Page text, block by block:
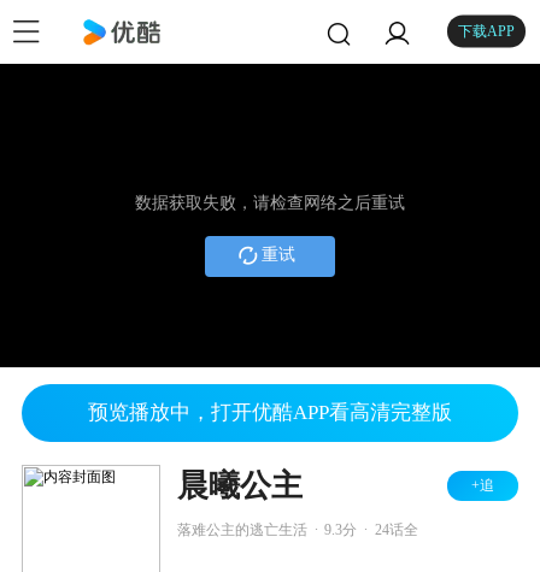
下载APP
数据获取失败，请检查网络之后重试
重试
预览播放中，打开优酷APP看高清完整版
晨曦公主 +追
落难公主的逃亡生活 9.3分 24话全